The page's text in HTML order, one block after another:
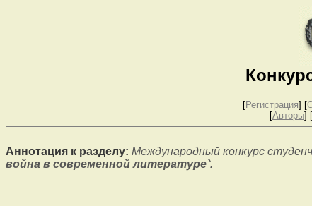
[Регистрация] [
[Авторы] [
Аннотация к разделу: Международный конкурс
война в современной литературе`.